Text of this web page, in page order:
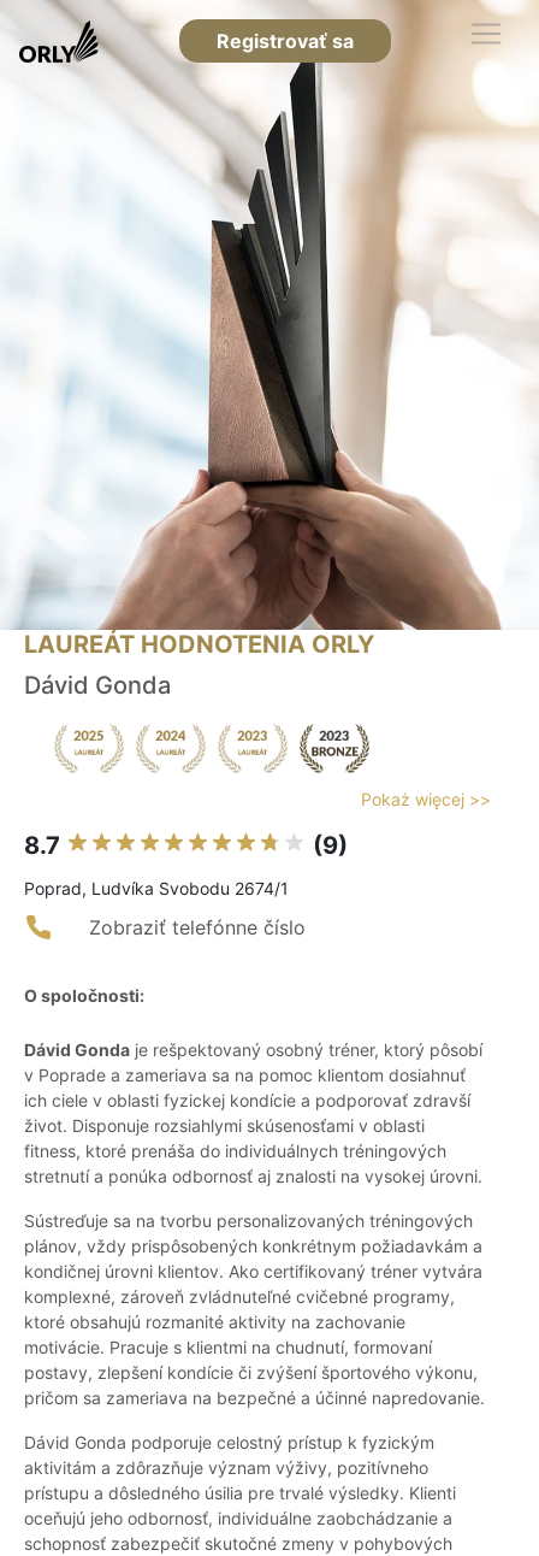
Registrovať sa
LAUREÁT HODNOTENIA ORLY
Dávid Gonda
Pokaż więcej >>
8.7 (9)
Poprad, Ludvíka Svobodu 2674/1
Zobraziť telefónne číslo
O spoločnosti:
Dávid Gonda je rešpektovaný osobný tréner, ktorý pôsobí
v Poprade a zameriava sa na pomoc klientom dosiahnuť
ich ciele v oblasti fyzickej kondície a podporovať zdravší
život. Disponuje rozsiahlymi skúsenosťami v oblasti
fitness, ktoré prenáša do individuálnych tréningových
stretnutí a ponúka odbornosť aj znalosti na vysokej úrovni.
Sústreďuje sa na tvorbu personalizovaných tréningových
plánov, vždy prispôsobených konkrétnym požiadavkám a
kondičnej úrovni klientov. Ako certifikovaný tréner vytvára
komplexné, zároveň zvládnuteľné cvičebné programy,
ktoré obsahujú rozmanité aktivity na zachovanie
motivácie. Pracuje s klientmi na chudnutí, formovaní
postavy, zlepšení kondície či zvýšení športového výkonu,
pričom sa zameriava na bezpečné a účinné napredovanie.
Dávid Gonda podporuje celostný prístup k fyzickým
aktivitám a zdôrazňuje význam výživy, pozitívneho
prístupu a dôsledného úsilia pre trvalé výsledky. Klienti
oceňujú jeho odbornosť, individuálne zaobchádzanie a
schopnosť zabezpečiť skutočné zmeny v pohybových